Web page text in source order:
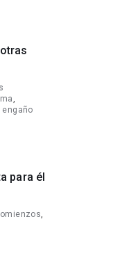
,
engaño
para él
,